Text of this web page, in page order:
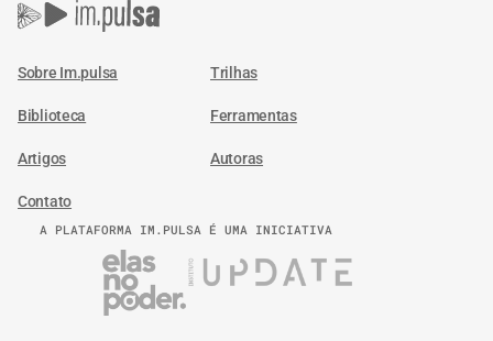
Sobre Im.pulsa Trilhas
Biblioteca Ferramentas
Artigos Autoras
Contato
A PLATAFORMA IM.PULSA É UMA INICIATIVA